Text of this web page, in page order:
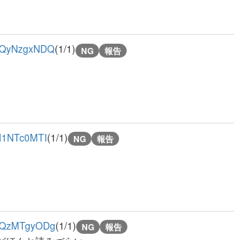
(1/1) NG 報告
I1NTc0MTI(1/1) NG 報告
(1/1) NG 報告